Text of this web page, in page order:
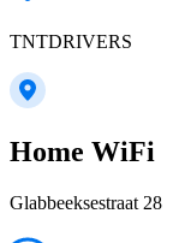
TNTDRIVERS
Home WiFi
Glabbeeksestraat 28